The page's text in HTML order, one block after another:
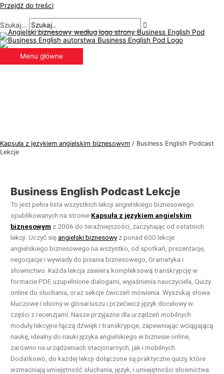
Przejdź do treści
Szukaj...
Menu główne
Kapsuła z językiem angielskim biznesowym / Business English Podcast
Lekcje
Business English Podcast Lekcje
To jest pełna lista wszystkich lekcji angielskiego biznesowego
opublikowanych na stronie Kapsuła z językiem angielskim
biznesowym z 2006 do teraźniejszości, zaczynając od ostatnich
lekcji. Uczyć sięangielski biznesowyz ponad 600 lekcje
angielskiego biznesowego na wszystko, od spotkań, prezentacje,
negocjacje i wywiady do pisania biznesowego, Gramatyka i
słownictwo. Każda lekcja zawiera kompleksową transkrypcję w
formacie PDF, uzupełnione dialogami, wyjaśnienia nauczyciela, Quizy
online do słuchania, oraz sekcje ćwiczeń mówienia. Wyszukaj słowa
kluczowe i idiomy w glosariuszu i przećwicz język docelowy w
części z recenzjami. Nasze przyjazne dla urządzeń mobilnych
moduły lekcyjne łączą dźwięk i transkrypcje, zapewniając wciągającą
naukę, idealny do nauki języka angielskiego w biznesie online,
zarówno na urządzeniach stacjonarnych, jak i mobilnych.
Dodatkowo, do każdej lekcji dołączone są praktyczne quizy, które
wzmacniają umiejętność słuchania, język, i umiejętności słownictwa.